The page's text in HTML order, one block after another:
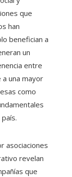
que
han
benefician a
un
entre
una mayor
como
asociaciones
revelan
que